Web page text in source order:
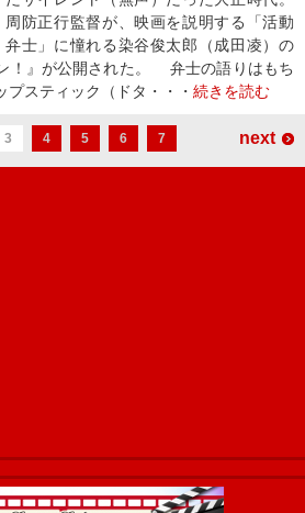
周防正行監督が、映画を説明する「活動
弁士」に憧れる染谷俊太郎（成田凌）の
！』が公開された。 弁士の語りはもち
スティック（ドタ・・・ 続きを読む
3 4 5 6 7 next